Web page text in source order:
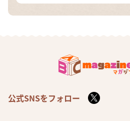
公式SNSをフォロー